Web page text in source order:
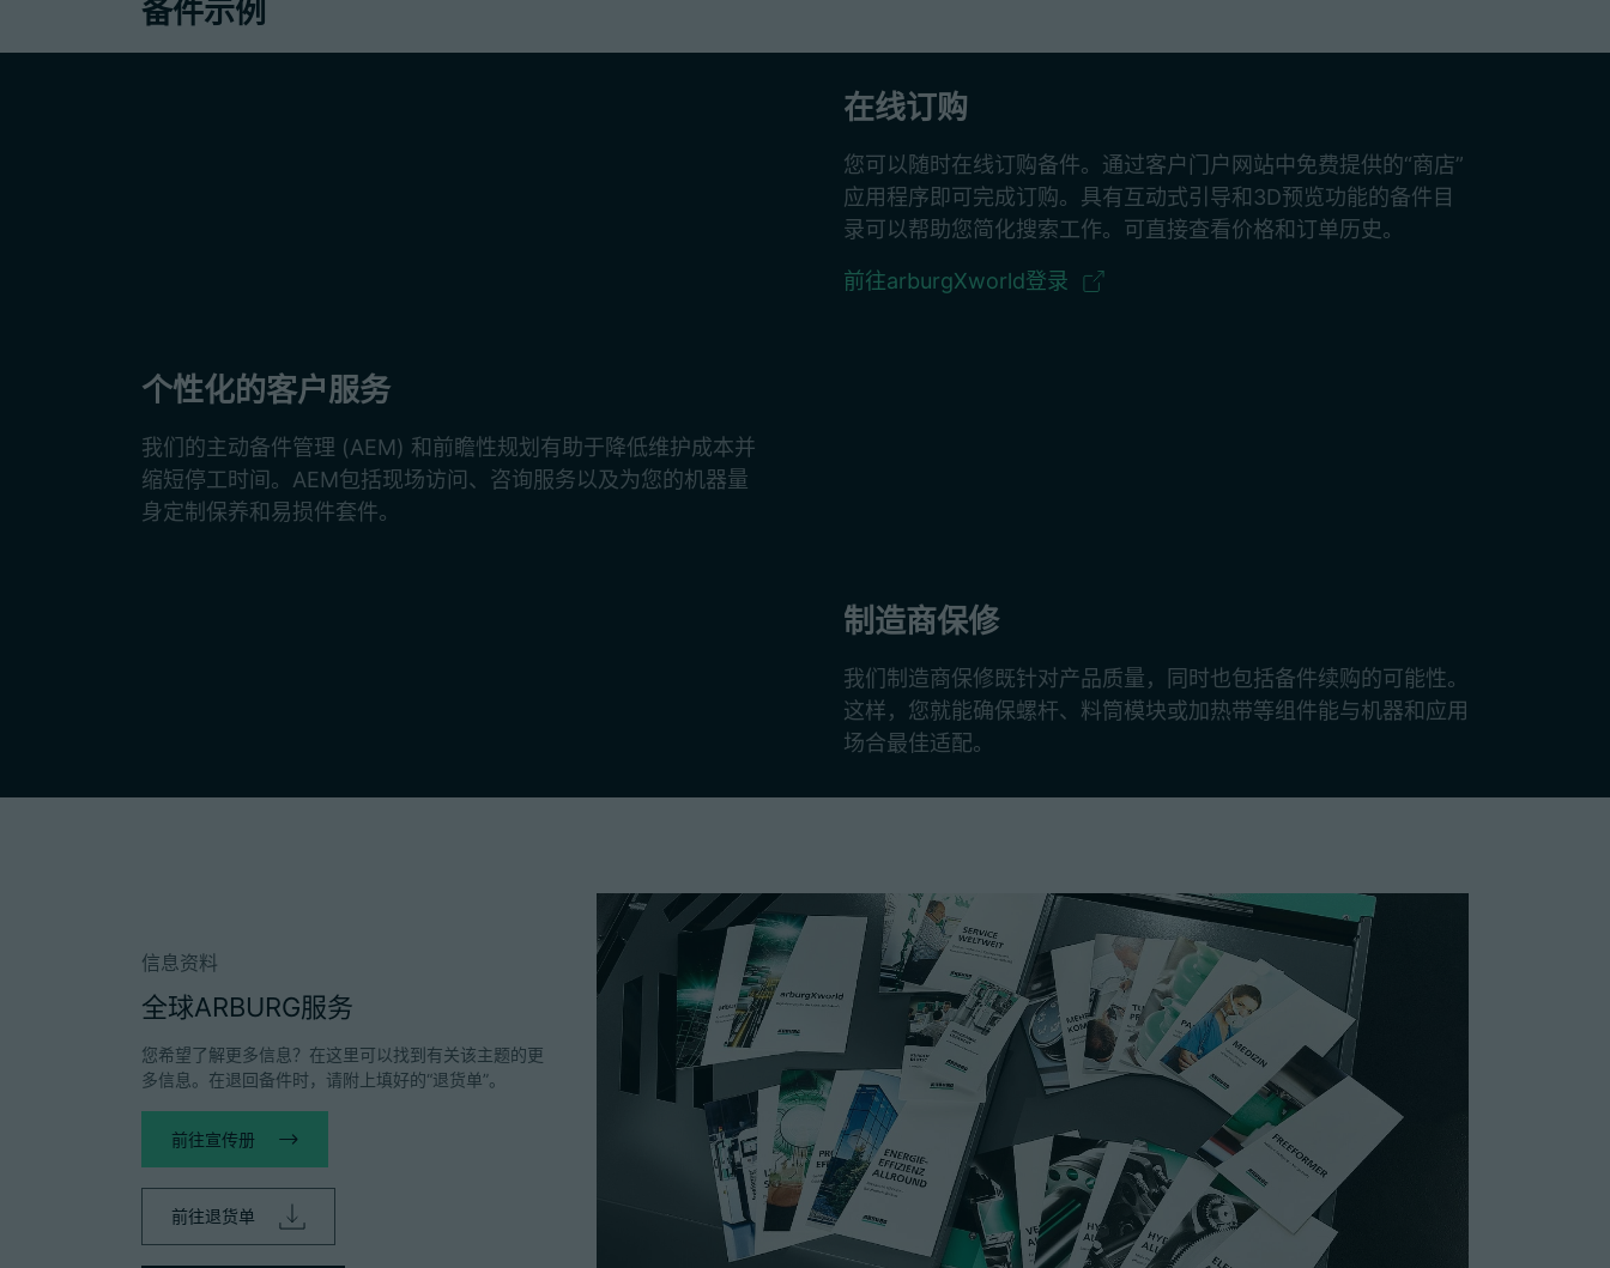
备件示例
在线订购
您可以随时在线订购备件。通过客户门户网站中免费提供的“商店”
应用程序即可完成订购。具有互动式引导和3D预览功能的备件目
录可以帮助您简化搜索工作。可直接查看价格和订单历史。
前往arburgXworld登录
个性化的客户服务
我们的主动备件管理 (AEM) 和前瞻性规划有助于降低维护成本并
缩短停工时间。AEM包括现场访问、咨询服务以及为您的机器量
身定制保养和易损件套件。
制造商保修
我们制造商保修既针对产品质量，同时也包括备件续购的可能性。
这样，您就能确保螺杆、料筒模块或加热带等组件能与机器和应用
场合最佳适配。
信息资料
全球ARBURG服务
您希望了解更多信息？在这里可以找到有关该主题的更
多信息。在退回备件时，请附上填好的“退货单”。
前往宣传册
前往退货单